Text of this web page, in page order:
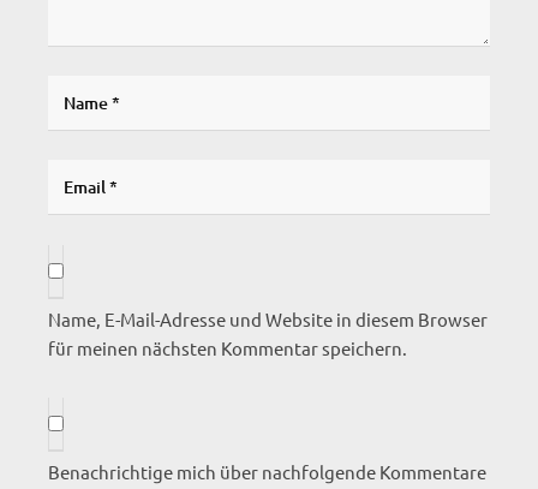
Name, E-Mail-Adresse und Website in diesem Browser
für meinen nächsten Kommentar speichern.
Benachrichtige mich über nachfolgende Kommentare